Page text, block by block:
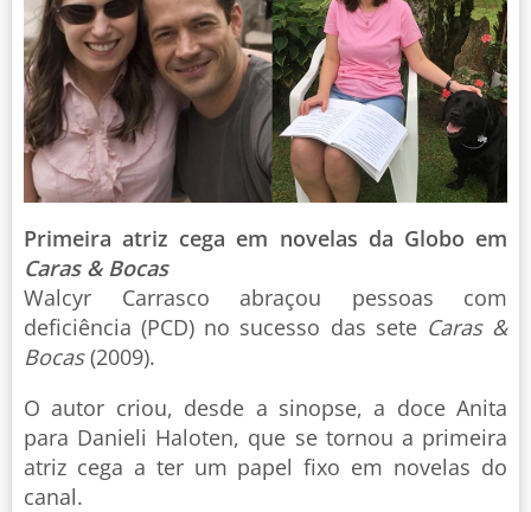
Primeira atriz cega em novelas da Globo em
Caras & Bocas
Walcyr Carrasco abraçou pessoas com
deficiência (PCD) no sucesso das sete Caras &
Bocas(2009).
O autor criou, desde a sinopse, a doce Anita
para Danieli Haloten, que se tornou a primeira
atriz cega a ter um papel fixo em novelas do
canal.